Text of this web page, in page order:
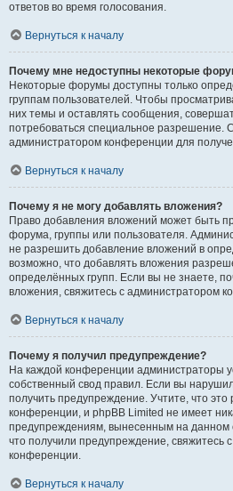
ответов во время голосования.
Вернуться к началу
Почему мне недоступны некоторые
Некоторые форумы доступны только
группам пользователей. Чтобы
них темы и оставлять сообщения,
потребоваться специальное разрешение.
администратором конференции для
Вернуться к началу
Почему я не могу добавлять вложения?
Право добавления вложений может быть
форума, группы или пользователя.
не разрешить добавление вложений в
возможно, что добавлять вложения
определённых групп. Если вы не знаете,
вложения, свяжитесь с администратором
Вернуться к началу
Почему я получил предупреждение?
На каждой конференции администраторы
собственный свод правил. Если вы
получить предупреждение. Учтите, что
конференции, и phpBB Limited не имеет
предупреждениям, вынесенным на данном
что получили предупреждение, свяжитесь
конференции.
Вернуться к началу